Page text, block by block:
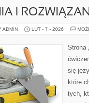
I
ADMIN LUT - 7 - 2026
Strona
się
które
tych,